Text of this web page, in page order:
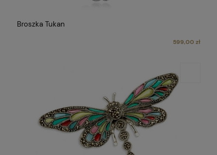
Broszka Tukan
599,00 zł